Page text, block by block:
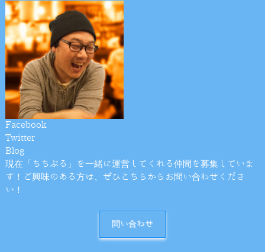
Facebook
Twitter
Blog
現在「ちちぶる」を一緒に運営してくれる仲間を募集していま
す！ご興味のある方は、ぜひこちらからお問い合わせくださ
い！
問い合わせ